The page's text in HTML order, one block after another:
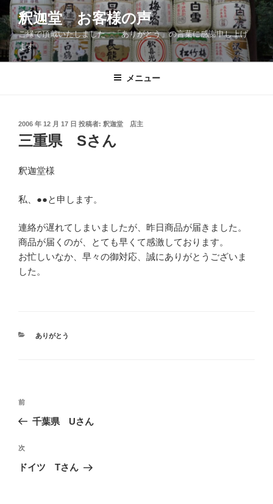
ン
テ
ン
ツ
釈迦堂 お客様の声
ご縁で頂戴いたしました 「ありがとう」の言葉に感謝申し上げ
ます
メニュー
投
稿
日:
2006 年 12 月 17 日 投稿者: 釈迦堂 店主
三重県 Sさん
釈迦堂様
私、●●と申します。
連絡が遅れてしまいましたが、昨日商品が届きました。
商品が届くのが、とても早くて感激しております。
お忙しいなか、早々の御対応、誠にありがとうございま
した。
カ
ありがとう
投
ビ
ゲ
前
の
稿
前
千葉県 Uさん
次
の
次
ドイツ Tさん